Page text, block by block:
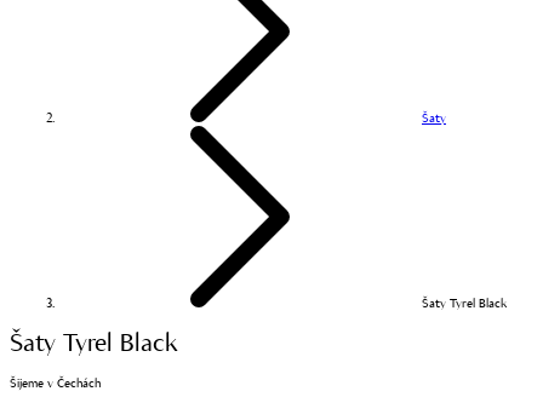
Šaty
Šaty Tyrel Black
Šaty Tyrel Black
Šijeme v Čechách